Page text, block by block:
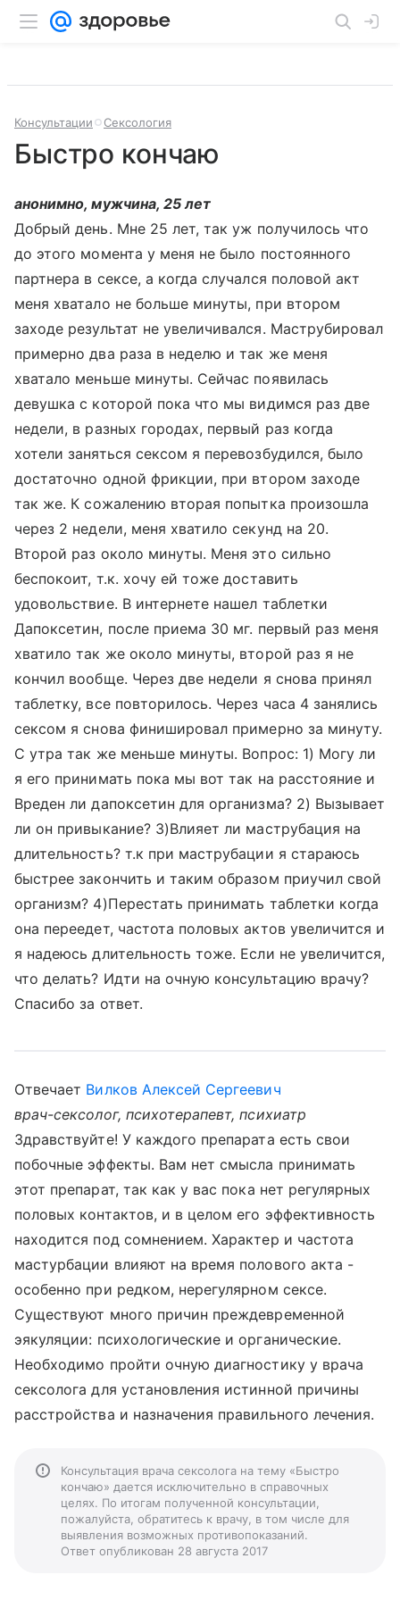
Консультации Сексология
Быстро кончаю
анонимно, мужчина, 25 лет
Добрый день. Мне 25 лет, так уж получилось что
до этого момента у меня не было постоянного
партнера в сексе, а когда случался половой акт
меня хватало не больше минуты, при втором
заходе результат не увеличивался. Маструбировал
примерно два раза в неделю и так же меня
хватало меньше минуты. Сейчас появилась
девушка с которой пока что мы видимся раз две
недели, в разных городах, первый раз когда
хотели заняться сексом я перевозбудился, было
достаточно одной фрикции, при втором заходе
так же. К сожалению вторая попытка произошла
через 2 недели, меня хватило секунд на 20.
Второй раз около минуты. Меня это сильно
беспокоит, т.к. хочу ей тоже доставить
удовольствие. В интернете нашел таблетки
Дапоксетин, после приема 30 мг. первый раз меня
хватило так же около минуты, второй раз я не
кончил вообще. Через две недели я снова принял
таблетку, все повторилось. Через часа 4 занялись
сексом я снова финишировал примерно за минуту.
С утра так же меньше минуты. Вопрос: 1) Могу ли
я его принимать пока мы вот так на расстояние и
Вреден ли дапоксетин для организма? 2) Вызывает
ли он привыкание? 3)Влияет ли маструбация на
длительность? т.к при маструбации я стараюсь
быстрее закончить и таким образом приучил свой
организм? 4)Перестать принимать таблетки когда
она переедет, частота половых актов увеличится и
я надеюсь длительность тоже. Если не увеличится,
что делать? Идти на очную консультацию врачу?
Спасибо за ответ.
Отвечает Вилков Алексей Сергеевич
врач-сексолог, психотерапевт, психиатр
Здравствуйте! У каждого препарата есть свои
побочные эффекты. Вам нет смысла принимать
этот препарат, так как у вас пока нет регулярных
половых контактов, и в целом его эффективность
находится под сомнением. Характер и частота
мастурбации влияют на время полового акта -
особенно при редком, нерегулярном сексе.
Существуют много причин преждевременной
эякуляции: психологические и органические.
Необходимо пройти очную диагностику у врача
сексолога для установления истинной причины
расстройства и назначения правильного лечения.
Консультация врача сексолога на тему «Быстро
кончаю» дается исключительно в справочных
целях. По итогам полученной консультации,
пожалуйста, обратитесь к врачу, в том числе для
выявления возможных противопоказаний.
Ответ опубликован 28 августа 2017